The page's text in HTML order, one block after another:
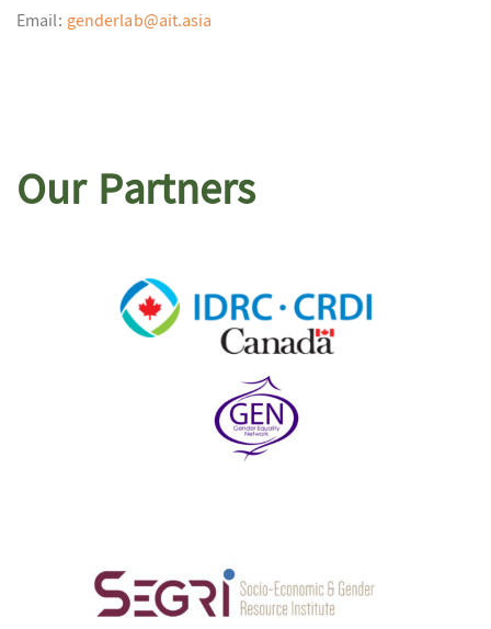
Email:genderlab@ait.asia
Our Partners